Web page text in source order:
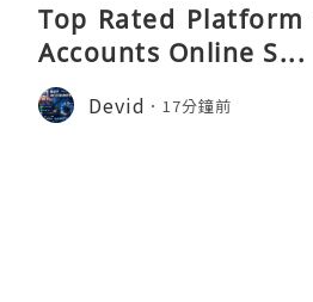
Top Rated
Accounts Online S...
Devid 17分鐘前